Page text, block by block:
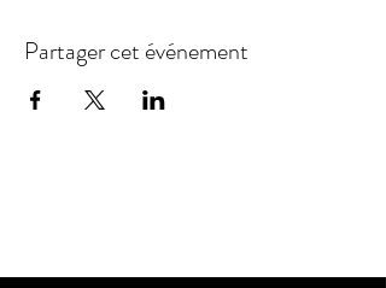
Partager cet événement